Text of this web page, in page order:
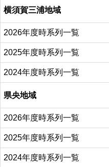
横須賀三浦地域
2026年度時系列一覧
2025年度時系列一覧
2024年度時系列一覧
県央地域
2026年度時系列一覧
2025年度時系列一覧
2024年度時系列一覧